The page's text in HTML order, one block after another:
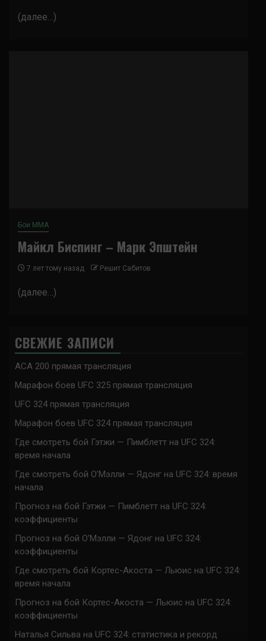
(далее…)
Бои ММА
Майкл Биспинг – Марк Эпштейн
7 лет тому назад Решит Сабитов
(далее…)
СВЕЖИЕ ЗАПИСИ
ACA 200 прямая трансляция
Марафон боев UFC 325 прямая трансляция
UFC 324 прямая трансляция
Марафон боев UFC 324 прямая трансляция
Где смотреть бой Гэтжи — Пимблетт на UFC 324:
время начала
Где смотреть бой О’Мэлли — Ядонг на UFC 324: время
начала
Прогноз на бой Гэтжи — Пимблетт на UFC 324:
коэффициенты
Прогноз на бой О’Мэлли — Ядонг на UFC 324:
коэффициенты
Где смотреть бой Кортес-Акоста — Льюис на UFC 324:
время начала
Прогноз на бой Кортес-Акоста — Льюис на UFC 324:
коэффициенты
Наталья Сильва на UFC 324: статистика и рекорд